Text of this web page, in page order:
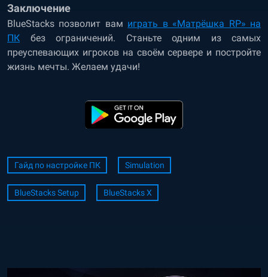
Заключение
BlueStacks позволит вам играть в «Матрёшка RP» на
ПК без ограничений. Станьте одним из самых
преуспевающих игроков на своём сервере и постройте
жизнь мечты. Желаем удачи!
Гайд по настройке ПК Simulation
BlueStacks Setup BlueStacks X